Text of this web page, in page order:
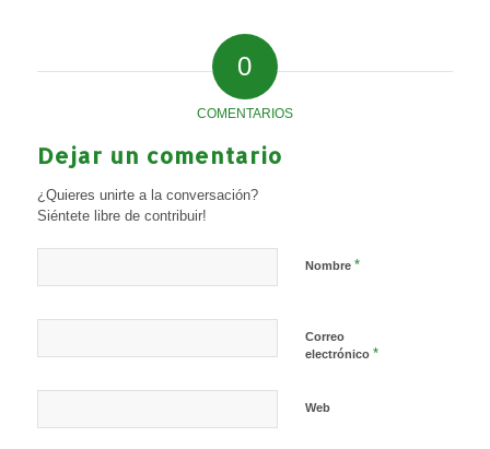
0
COMENTARIOS
Dejar un comentario
¿Quieres unirte a la conversación?
Siéntete libre de contribuir!
Nombre *
Correo
electrónico *
Web